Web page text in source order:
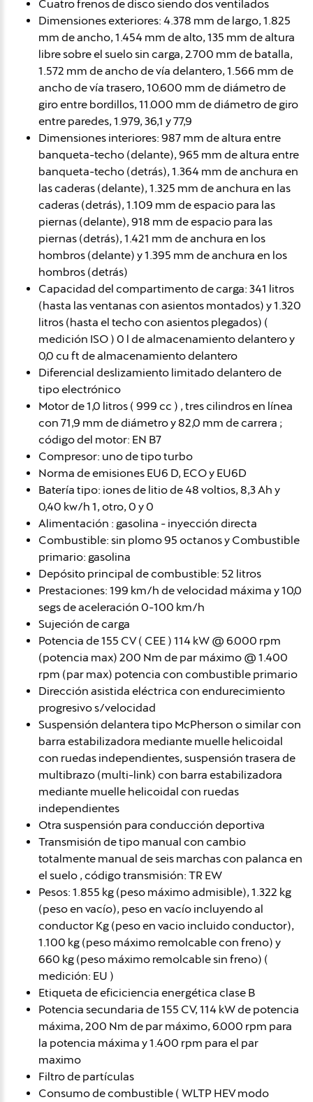
Cuatro frenos de disco siendo dos ventilados
Dimensiones exteriores: 4.378 mm de largo, 1.825
mm de ancho, 1.454 mm de alto, 135 mm de altura
libre sobre el suelo sin carga, 2.700 mm de batalla,
1.572 mm de ancho de vía delantero, 1.566 mm de
ancho de vía trasero, 10.600 mm de diámetro de
giro entre bordillos, 11.000 mm de diámetro de giro
entre paredes, 1.979, 36,1 y 77,9
Dimensiones interiores: 987 mm de altura entre
banqueta-techo (delante), 965 mm de altura entre
banqueta-techo (detrás), 1.364 mm de anchura en
las caderas (delante), 1.325 mm de anchura en las
caderas (detrás), 1.109 mm de espacio para las
piernas (delante), 918 mm de espacio para las
piernas (detrás), 1.421 mm de anchura en los
hombros (delante) y 1.395 mm de anchura en los
hombros (detrás)
Capacidad del compartimento de carga: 341 litros
(hasta las ventanas con asientos montados) y 1.320
litros (hasta el techo con asientos plegados) (
medición ISO ) 0 l de almacenamiento delantero y
0,0 cu ft de almacenamiento delantero
Diferencial deslizamiento limitado delantero de
tipo electrónico
Motor de 1,0 litros ( 999 cc ) , tres cilindros en línea
con 71,9 mm de diámetro y 82,0 mm de carrera ;
código del motor: EN B7
Compresor: uno de tipo turbo
Norma de emisiones EU6 D, ECO y EU6D
Batería tipo: iones de litio de 48 voltios, 8,3 Ah y
0,40 kw/h 1, otro, 0 y 0
Alimentación : gasolina - inyección directa
Combustible: sin plomo 95 octanos y Combustible
primario: gasolina
Depósito principal de combustible: 52 litros
Prestaciones: 199 km/h de velocidad máxima y 10,0
segs de aceleración 0-100 km/h
Sujeción de carga
Potencia de 155 CV ( CEE ) 114 kW @ 6.000 rpm
(potencia max) 200 Nm de par máximo @ 1.400
rpm (par max) potencia con combustible primario
Dirección asistida eléctrica con endurecimiento
progresivo s/velocidad
Suspensión delantera tipo McPherson o similar con
barra estabilizadora mediante muelle helicoidal
con ruedas independientes, suspensión trasera de
multibrazo (multi-link) con barra estabilizadora
mediante muelle helicoidal con ruedas
independientes
Otra suspensión para conducción deportiva
Transmisión de tipo manual con cambio
totalmente manual de seis marchas con palanca en
el suelo , código transmisión: TR EW
Pesos: 1.855 kg (peso máximo admisible), 1.322 kg
(peso en vacío), peso en vacío incluyendo al
conductor Kg (peso en vacio incluido conductor),
1.100 kg (peso máximo remolcable con freno) y
660 kg (peso máximo remolcable sin freno) (
medición: EU )
Etiqueta de eficiciencia energética clase B
Potencia secundaria de 155 CV, 114 kW de potencia
máxima, 200 Nm de par máximo, 6.000 rpm para
la potencia máxima y 1.400 rpm para el par
maximo
Filtro de partículas
Consumo de combustible ( WLTP HEV modo